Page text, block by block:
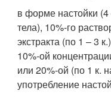
в форме настойки
тела), 10%-го
экстракта (по 1 – 3
10%-ой
или 20%-ой (по 1 к.
употребление